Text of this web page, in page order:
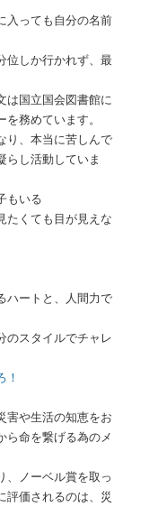
入っても自分の名前
位しか行かれず、最
は国立国会図書館に
務めています。
り、本当に苦しんで
らし活動していま
もいる
たくても目が見えな
ハートと、人間力で
のスタイルでチャレ
！
害や生活の知恵をお
ら命を繋げる為のメ
、ノーベル賞を取っ
評価されるのは、災